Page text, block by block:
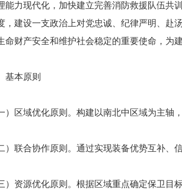
能力现代化，加快建立完善消防救援队伍共
，建设一支政治上对党忠诚、纪律严明、赴
命财产安全和维护社会稳定的重要使命，为
本原则
域优化原则。构建以南北中区域为主轴，
合协作原则。通过实现装备优势互补、信
源优化原则。根据区域重点确定保卫目标